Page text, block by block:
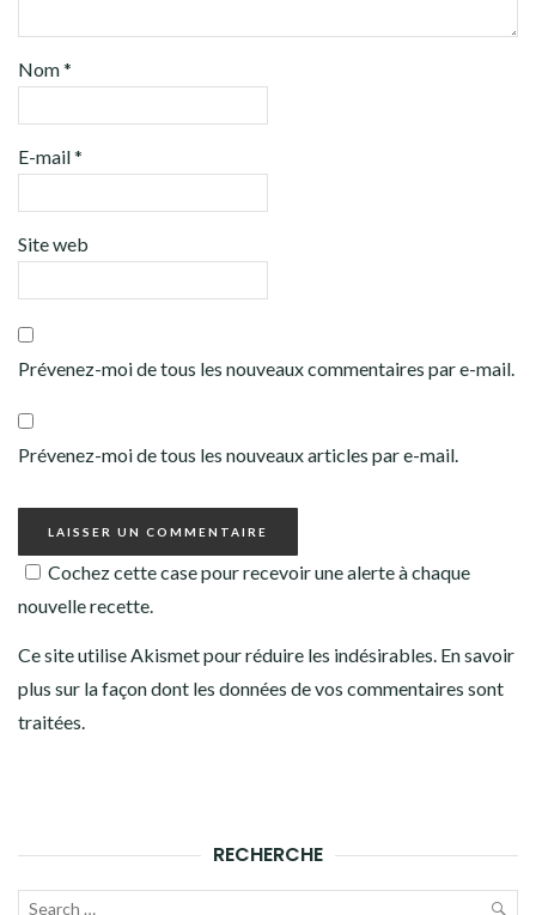
Nom*
E-mail*
Site web
Prévenez-moi de tous les nouveaux commentaires par e-mail.
Prévenez-moi de tous les nouveaux articles par e-mail.
Cochez cette case pour recevoir une alerte à chaque
nouvelle recette.
Ce site utilise Akismet pour réduire les indésirables. En savoir
plus sur la façon dont les données de vos commentaires sont
traitées.
RECHERCHE
Recherche